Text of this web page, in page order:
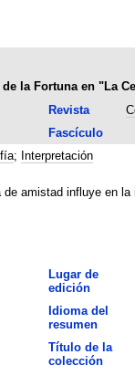
la Fortuna en "La
Revista
Fascículo
; Interpretación
amistad influye en la
Lugar de
edición
Idioma del
resumen
Título de la
colección